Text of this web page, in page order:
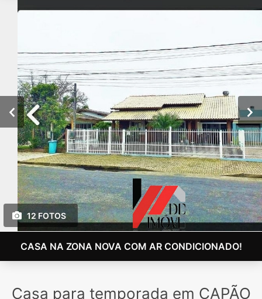
12 FOTOS
CASA NA ZONA NOVA COM AR CONDICIONADO!
Casa para temporada em CAPÃO